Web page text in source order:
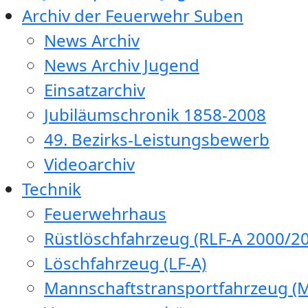
Archiv der Feuerwehr Suben
News Archiv
News Archiv Jugend
Einsatzarchiv
Jubiläumschronik 1858-2008
49. Bezirks-Leistungsbewerb
Videoarchiv
Technik
Feuerwehrhaus
Rüstlöschfahrzeug (RLF-A 2000/
Löschfahrzeug (LF-A)
Mannschaftstransportfahrzeug